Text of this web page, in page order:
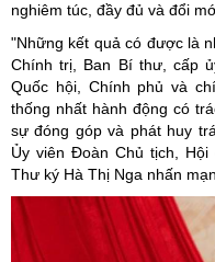
nghiêm túc, đầy đủ và đổi
"Những kết quả có được là
Chính trị, Ban Bí thư, cấp
Quốc hội, Chính phủ và
thống nhất hành động có
sự đóng góp và phát huy
Ủy viên Đoàn Chủ tịch,
Thư ký Hà Thị Nga nhấn